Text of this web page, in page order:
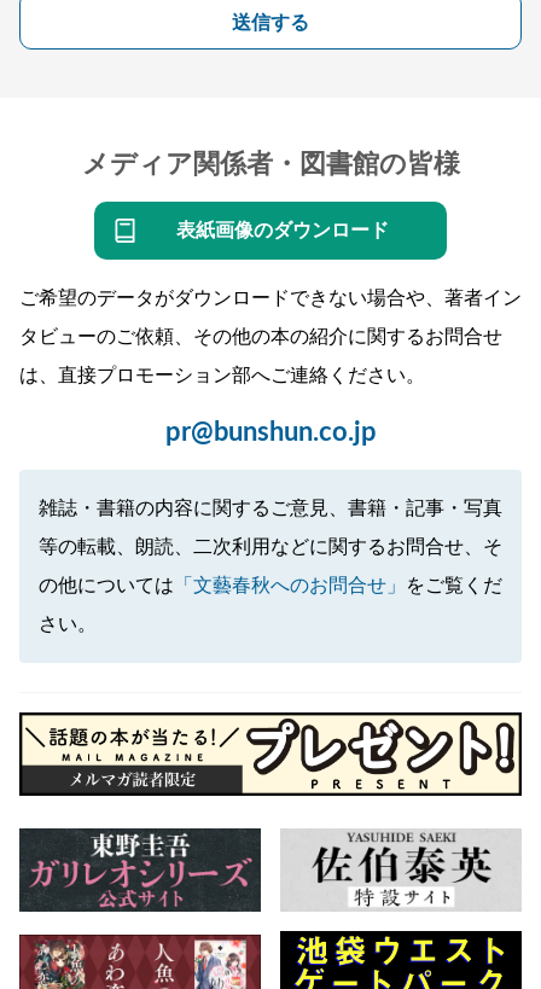
送信する
メディア関係者・図書館の皆様
表紙画像のダウンロード
ご希望のデータがダウンロードできない場合や、著者イン
タビューのご依頼、その他の本の紹介に関するお問合せ
は、直接プロモーション部へご連絡ください。
pr@bunshun.co.jp
雑誌・書籍の内容に関するご意見、書籍・記事・写真
等の転載、朗読、二次利用などに関するお問合せ、そ
の他については 「文藝春秋へのお問合せ」
をご覧くだ
さい。